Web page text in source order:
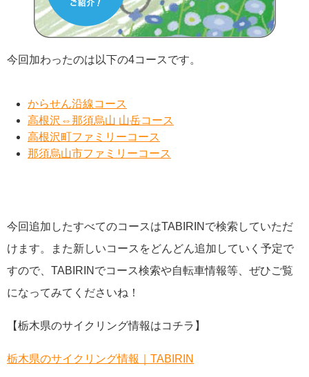
今回加わったのは以下の4コースです。
からせん沿線コース
高根沢⇔那須烏山 山岳コース
高根沢町ファミリーコース
那須烏山市ファミリーコース
今回追加したすべてのコースはTABIRINで検索していただ
けます。また新しいコースをどんどん追加していく予定で
すので、TABIRINでコース検索や自転車情報等、ぜひご覧
になってみてくださいね！
【栃木県のサイクリング情報はコチラ】
栃木県のサイクリング情報｜TABIRIN